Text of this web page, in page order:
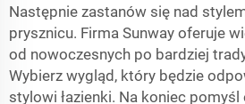
Następnie zastanów się nad
prysznicu. Firma Sunway oferuje
od nowoczesnych po bardziej
Wybierz wygląd, który będzie
stylowi łazienki. Na koniec